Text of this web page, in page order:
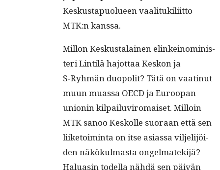
Keskustapuolueen vaal­i­tuk­ili­it­to
MTK:n kanssa.
Mil­lon Keskusta­lainen elinkeino­min­is­
teri Lin­tilä hajot­taa Keskon ja
S‑Ryhmän duop­o­lit? Tätä on vaat­in­ut
muun muas­sa OECD ja Euroopan
union­in kil­pailu­vi­ro­maiset. Mil­loin
MTK sanoo Keskolle suo­raan että sen
liike­toim­inta on itse asi­as­sa vil­jeli­jöi­
den näkökul­mas­ta ongelmatekijä?
Haluasin todel­la nähdä sen päivän